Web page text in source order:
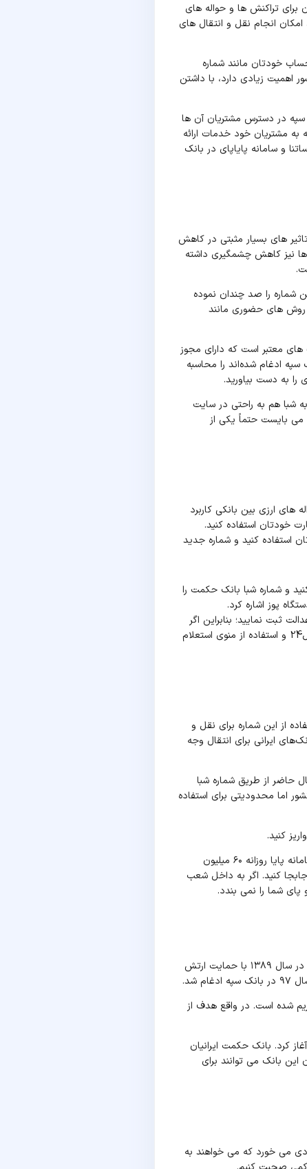
برای تراکنش ها و حواله های
امکان انجام نقل و انتقال های
خودتان مانند شماره
اهمیت زیادی دارد، با داشتن
در دسترس مشتریان آن ها
به مشتریان خود خدمات ارائه
و سامانه پایاپای در بانک
های بسیار مثبتی در کاهش
نیز کاهش چشمگیری داشته
شماره را صد چندان نموده
روش های حضوری مانند
اینترنتی اشاره کرد. سایت تبدیل24 یکی از این سایت های معتبر است که دارای مجوز
ادغام شده‌اند را محاسبه
را به دست بیاورید.
شبا هم به راحتی در سایت
دریافت شماره شبای خود، می بایست حتماً یکی از
های ارزی بین بانکی کاربرد
خودتان استفاده کنید.
استفاده کنید و شماره جدید
کنید و شماره شبا بانک حکمت را
پوز اشاره کرد.
ثبت نمایید؛ بنابراین اگر
به هر دلیلی نیاز به شماره شبا داشتید، راهی آسان پیش روی شما قرار دارد. آن هم مراجعه به سایت تبدیل24 و استفاده از منوی استعلام
از این شماره برای نقل و
ایرانی برای انتقال وجه
حاضر از طریق شماره شبا
اما محدودیتی برای استفاده
کنید.
تنها محدودیتی که می‌توان برای این روش برشمرد، سقف انتقال وجه در سامانه پایا است. این محدودیت در سامانه پایا روزانه ۶۰ میلیون
پول جابجا کنید. اگر به داخل شعب
بانک حکمت ایرانیان در ابتدای تأسیس به عنوان یک شرکت خدمات مالی و بانکداری ایرانی فعالیت می کرد. اما در سال ۱۳۸۹ با حمایت ارتش
شده است. در واقع هدف از
کرد. بانک حکمت ایرانیان
بانک می توانند برای
می خورد که می خواهند به